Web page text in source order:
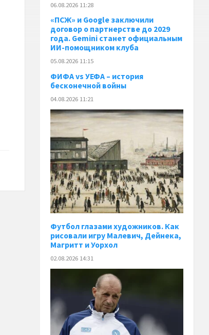
06.08.2026 11:28
«ПСЖ» и Google заключили
договор о партнерстве до 2029
года. Gemini станет официальным
ИИ-помощником клуба
05.08.2026 11:15
ФИФА vs УЕФА – история
бесконечной войны
04.08.2026 11:21
Футбол глазами художников. Как
рисовали игру Малевич, Дейнека,
Магритт и Уорхол
02.08.2026 14:31